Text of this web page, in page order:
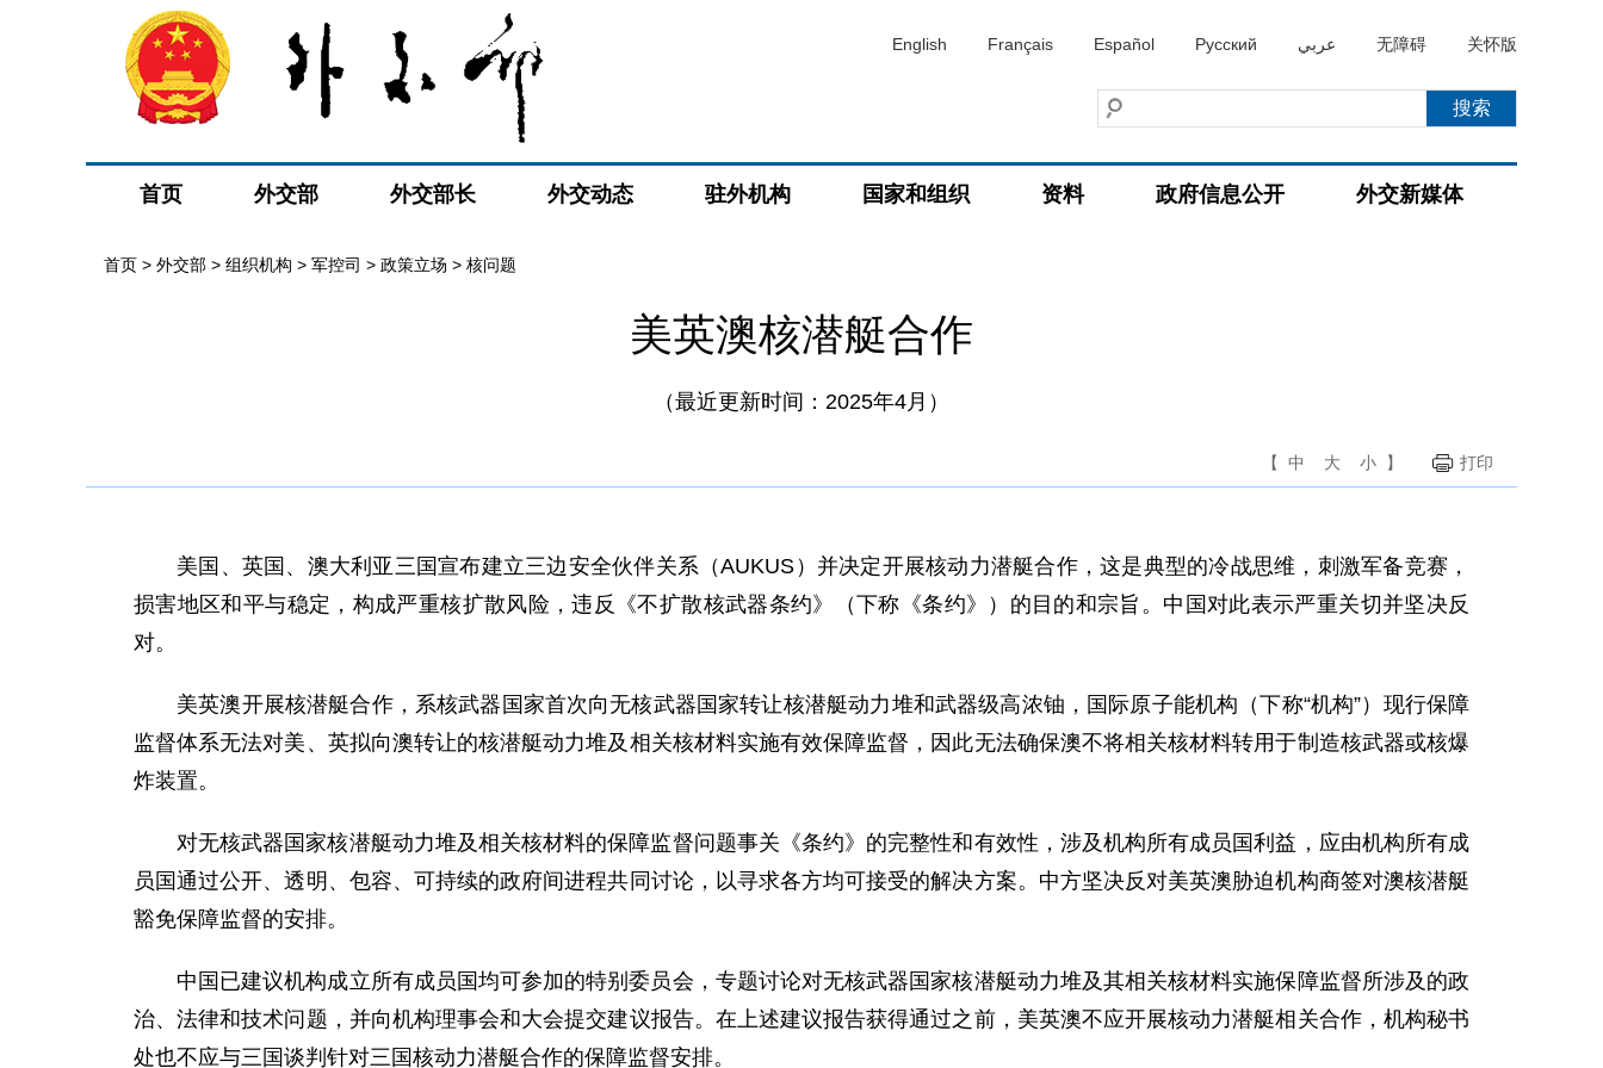
English Français Español Русский عربي 无障碍 关怀版
首页 外交部 外交部长 外交动态 驻外机构 国家和组织 资料 政府信息公开 外交新媒体
首页 > 外交部 > 组织机构 > 军控司 > 政策立场 > 核问题
美英澳核潜艇合作
（最近更新时间：2025年4月）
【 中 大 小 】 打印
美国、英国、澳大利亚三国宣布建立三边安全伙伴关系（AUKUS）并决定开展核动力潜艇合作，这是典型的冷战思维，刺激军备竞赛，
损害地区和平与稳定，构成严重核扩散风险，违反《不扩散核武器条约》（下称《条约》）的目的和宗旨。中国对此表示严重关切并坚决反
对。
美英澳开展核潜艇合作，系核武器国家首次向无核武器国家转让核潜艇动力堆和武器级高浓铀，国际原子能机构（下称“机构”）现行保障
监督体系无法对美、英拟向澳转让的核潜艇动力堆及相关核材料实施有效保障监督，因此无法确保澳不将相关核材料转用于制造核武器或核爆
炸装置。
对无核武器国家核潜艇动力堆及相关核材料的保障监督问题事关《条约》的完整性和有效性，涉及机构所有成员国利益，应由机构所有成
员国通过公开、透明、包容、可持续的政府间进程共同讨论，以寻求各方均可接受的解决方案。中方坚决反对美英澳胁迫机构商签对澳核潜艇
豁免保障监督的安排。
中国已建议机构成立所有成员国均可参加的特别委员会，专题讨论对无核武器国家核潜艇动力堆及其相关核材料实施保障监督所涉及的政
治、法律和技术问题，并向机构理事会和大会提交建议报告。在上述建议报告获得通过之前，美英澳不应开展核动力潜艇相关合作，机构秘书
处也不应与三国谈判针对三国核动力潜艇合作的保障监督安排。